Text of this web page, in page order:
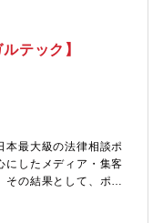
広く関与し、新規事業
界No.1シェア：95%）
ハイブリッド車用電
界シェア:40%)／アル
ア:40%)
ボンドの発行な
割も期待していま
策定 ・新しい調達手
情報基盤整備(AIを用
プ資本政策】総株主還
成の企画立案、中期
ゼン【国内外グループ
社の資本政策にかか
達】最適資本構成を実
債やデジタル債等の先
ホルダー・リレーシ
・立案・執行【財務
テック】
本最大級の法律相談ポ
にしたメディア・集客
その結果として、ポー
会社の核となってい